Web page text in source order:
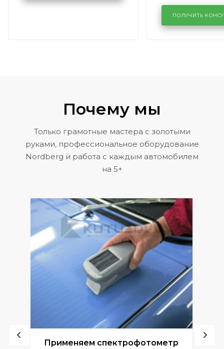
KUTUZOVV
лобового
районе
Volkswagen
ПОЛУЧИТЬ
Почему мы
Только грамотные мастера с золотыми
руками, профессиональное оборудование
Nordberg и работа с каждым автомобилем
на 5+
Применяем спектрофотометр